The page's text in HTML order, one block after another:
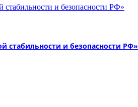
стабильности и безопасности РФ»